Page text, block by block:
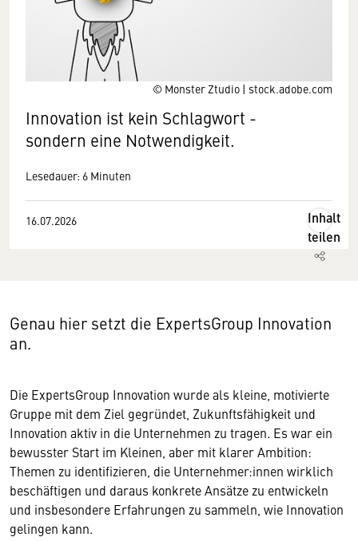
© Monster Ztudio | stock.adobe.com
Innovation ist kein Schlagwort -
sondern eine Notwendigkeit.
Lesedauer: 6 Minuten
16.07.2026
Inhalt
teilen
Genau hier setzt die ExpertsGroup Innovation
an.
Die ExpertsGroup Innovation wurde als kleine, motivierte
Gruppe mit dem Ziel gegründet, Zukunftsfähigkeit und
Innovation aktiv in die Unternehmen zu tragen. Es war ein
bewusster Start im Kleinen, aber mit klarer Ambition:
Themen zu identifizieren, die Unternehmer:innen wirklich
beschäftigen und daraus konkrete Ansätze zu entwickeln
und insbesondere Erfahrungen zu sammeln, wie Innovation
gelingen kann.